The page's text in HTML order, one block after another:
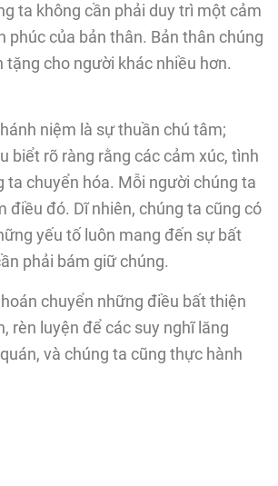
ta không cần phải duy trì một cảm
của bản thân. Bản thân chúng
cho người khác nhiều hơn.
niệm là sự thuần chú tâm;
biểt rõ ràng rằng các cảm xúc, tình
ta chuyển hóa. Mỗi người chúng ta
điều đó. Dĩ nhiên, chúng ta cũng có
yếu tố luôn mang đến sự bất
phải bám giữ chúng.
chuyển những điều bất thiện
rèn luyện để các suy nghĩ lăng
và chúng ta cũng thực hành